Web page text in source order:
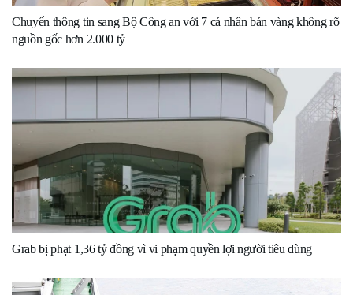
Chuyển thông tin sang Bộ Công an với 7 cá nhân bán vàng không rõ
nguồn gốc hơn 2.000 tỷ
Grab bị phạt 1,36 tỷ đồng vì vi phạm quyền lợi người tiêu dùng